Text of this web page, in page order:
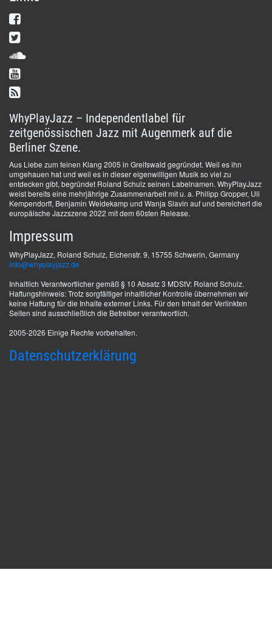
WhyPlayJazz – Independentlabel für
zeitgenössischen Jazz mit Augenmerk auf die
Berliner Szene.
Aus Liebe zum feinen Klang 2005 in Greifswald gegründet. Weil es ihn
umgehauen hat und weil es in dieser eigenwilligen Musik so viel zu
entdecken gibt, begründet Roland Schulz seinen Labelnamen. WhyPlayJazz
weist bereits eine mehrjährige Zusammenarbeit mit u. a. Philipp Gropper, Uli
Kempendorff, Benjamin Weidekamp und Wanja Slavin auf und bereichert die
europäische Jazzszene 2022 mit dem 60sten Release.
Impressum
WhyPlayJazz, Roland Schulz, Eichenstr. 9, 15755 Schwerin, Germany
info@whyplayjazz.de
Inhaltlich Verantwortlicher gemäß § 10 Absatz 3 MDStV: Roland Schulz.
Haftungshinweis: Trotz sorgfältiger inhaltlicher Kontrolle übernehmen wir
keine Haftung für die Inhalte externer Links. Für den Inhalt der Verlinkten
Seiten sind ausschließlich die Betreiber verantwortlich.
2005-2026 Einige Rechte vorbehalten.
Datenschutzerklärung